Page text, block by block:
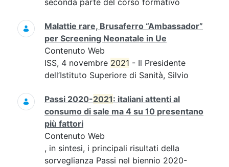
seconda parte del corso formativo
Malattie rare, Brusaferro “Ambassador”
per Screening Neonatale in Ue
Contenuto Web
ISS, 4 novembre 2021 - Il Presidente
dell’Istituto Superiore di Sanità, Silvio
Passi 2020-2021: italiani attenti al
consumo di sale ma 4 su 10 presentano
più fattori
Contenuto Web
, in sintesi, i principali risultati della
sorveglianza Passi nel biennio 2020-